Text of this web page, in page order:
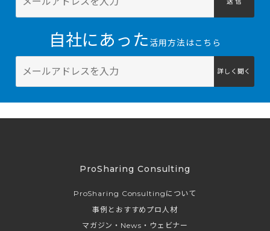
送 信
自社にあった 活用方法はこちら
詳しく聞く
ProSharing Consulting
ProSharing Consultingについて
事例とおすすめプロ人材
マガジン・News・ウェビナー